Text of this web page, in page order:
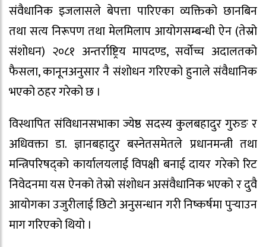
संवैधानिक इजलासले बेपत्ता पारिएका व्यक्तिको छानबिन
तथा सत्य निरूपण तथा मेलमिलाप आयोगसम्बन्धी ऐन (तेस्रो
संशोधन) २०८१ अन्तर्राष्ट्रिय मापदण्ड, सर्वोच्च अदालतको
फैसला, कानूनअनुसार नै संशोधन गरिएको हुनाले संवैधानिक
भएको ठहर गरेको छ ।
विस्थापित संविधानसभाका ज्येष्ठ सदस्य कुलबहादुर गुरुङ र
अधिवक्ता डा. ज्ञानबहादुर बस्नेतसमेतले प्रधानमन्त्री तथा
मन्त्रिपरिषद्को कार्यालयलाई विपक्षी बनाई दायर गरेको रिट
निवेदनमा यस ऐनको तेस्रो संशोधन असंवैधानिक भएको र दुवै
आयोगका उजुरीलाई छिटो अनुसन्धान गरी निष्कर्षमा पुर्‍याउन
माग गरिएको थियो ।